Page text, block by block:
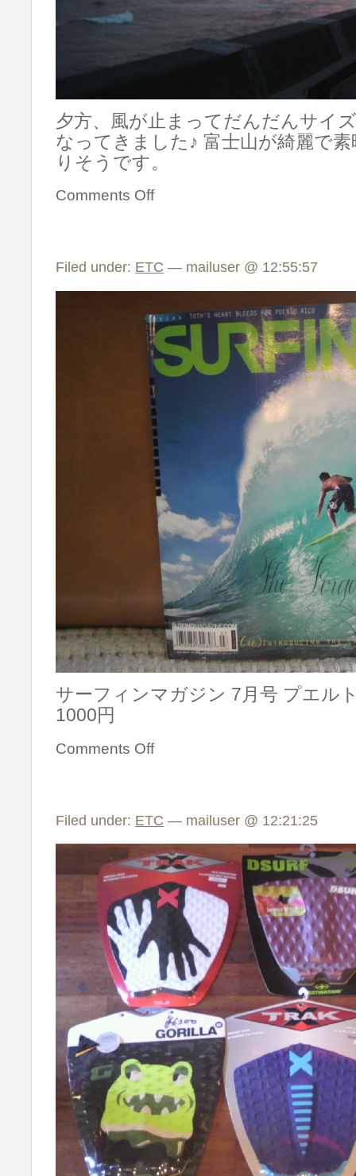
夕方、風が止まってだんだんサイ
なってきました♪ 富士山が綺麗で
りそうです。
Comments Off
Filed under: ETC — mailuser @ 12:55:57
サーフィンマガジン 7月号 プエル
1000円
Comments Off
Filed under: ETC — mailuser @ 12:21:25